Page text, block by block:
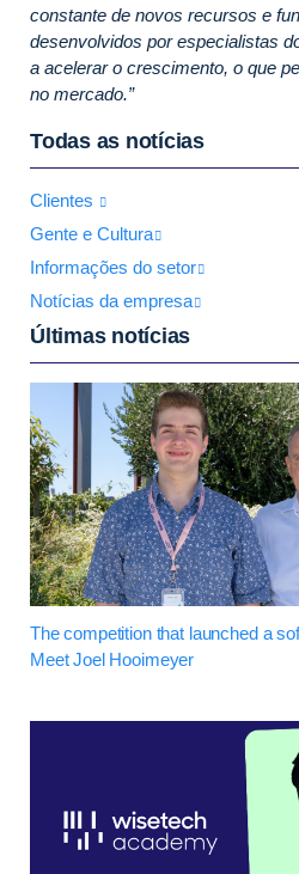
constante de novos recursos e
desenvolvidos por especialistas
a acelerar o crescimento, o que
no mercado.”
Todas as notícias
Clientes
Gente e Cultura
Informações do setor
Notícias da empresa
Últimas notícias
The competition that launched a
Meet Joel Hooimeyer